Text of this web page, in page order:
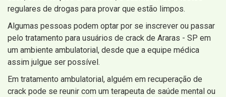
regulares de drogas para provar que estão limpos.
Algumas pessoas podem optar por se inscrever ou passar
pelo tratamento para usuários de crack de Araras - SP em
um ambiente ambulatorial, desde que a equipe médica
assim julgue ser possível.
Em tratamento ambulatorial, alguém em recuperação de
crack pode se reunir com um terapeuta de saúde mental ou